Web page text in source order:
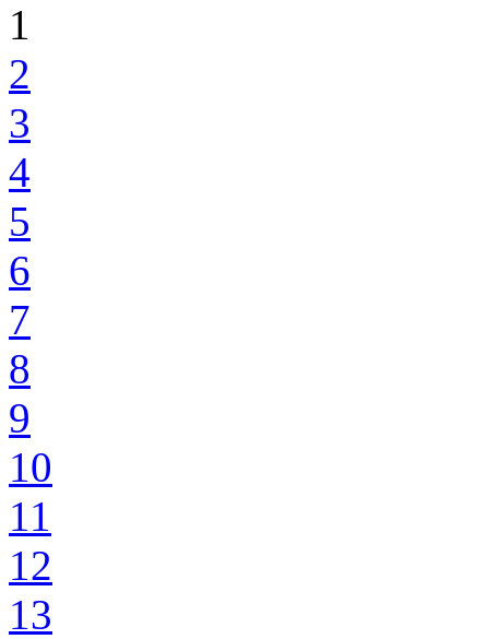
1
2
3
4
5
6
7
8
9
10
11
12
13